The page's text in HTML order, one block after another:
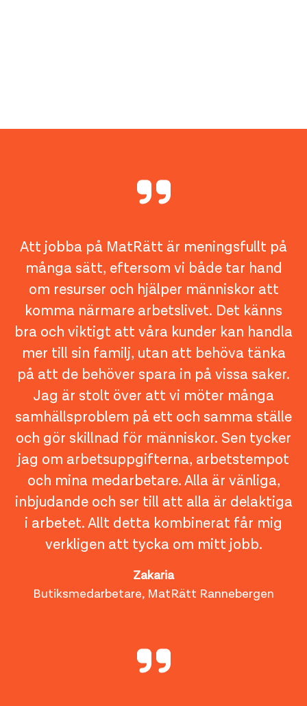
Att jobba på MatRätt är meningsfullt på
många sätt, eftersom vi både tar hand
om resurser och hjälper människor att
komma närmare arbetslivet. Det känns
bra och viktigt att våra kunder kan handla
mer till sin familj, utan att behöva tänka
på att de behöver spara in på vissa saker.
Jag är stolt över att vi möter många
samhällsproblem på ett och samma ställe
och gör skillnad för människor. Sen tycker
jag om arbetsuppgifterna, arbetstempot
och mina medarbetare. Alla är vänliga,
inbjudande och ser till att alla är delaktiga
i arbetet. Allt detta kombinerat får mig
verkligen att tycka om mitt jobb.
Zakaria
Butiksmedarbetare, MatRätt Rannebergen